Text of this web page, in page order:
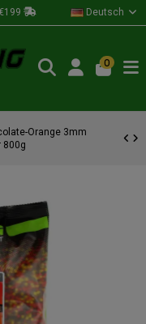
Deutsch
0
Orange 3mm
800g